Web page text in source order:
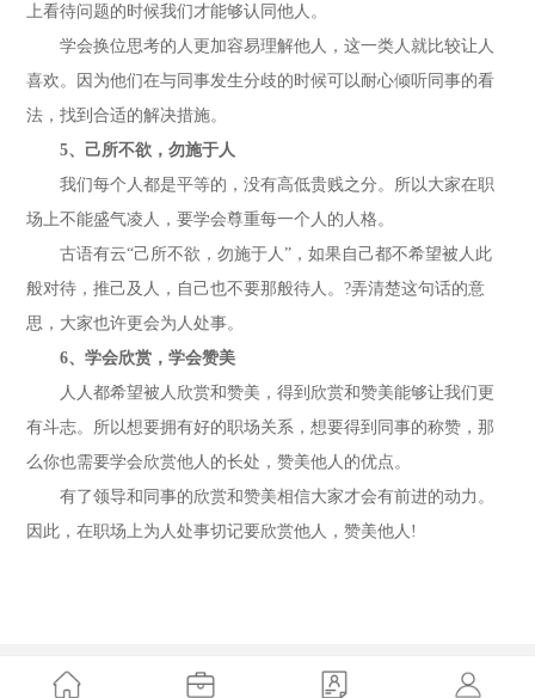
上看待问题的时候我们才能够认同他人。
学会换位思考的人更加容易理解他人，这一类人就比较让人
喜欢。因为他们在与同事发生分歧的时候可以耐心倾听同事的看
法，找到合适的解决措施。
5、己所不欲，勿施于人
我们每个人都是平等的，没有高低贵贱之分。所以大家在职
场上不能盛气凌人，要学会尊重每一个人的人格。
古语有云“己所不欲，勿施于人”，如果自己都不希望被人此
般对待，推己及人，自己也不要那般待人。?弄清楚这句话的意
思，大家也许更会为人处事。
6、学会欣赏，学会赞美
人人都希望被人欣赏和赞美，得到欣赏和赞美能够让我们更
有斗志。所以想要拥有好的职场关系，想要得到同事的称赞，那
么你也需要学会欣赏他人的长处，赞美他人的优点。
有了领导和同事的欣赏和赞美相信大家才会有前进的动力。
因此，在职场上为人处事切记要欣赏他人，赞美他人!